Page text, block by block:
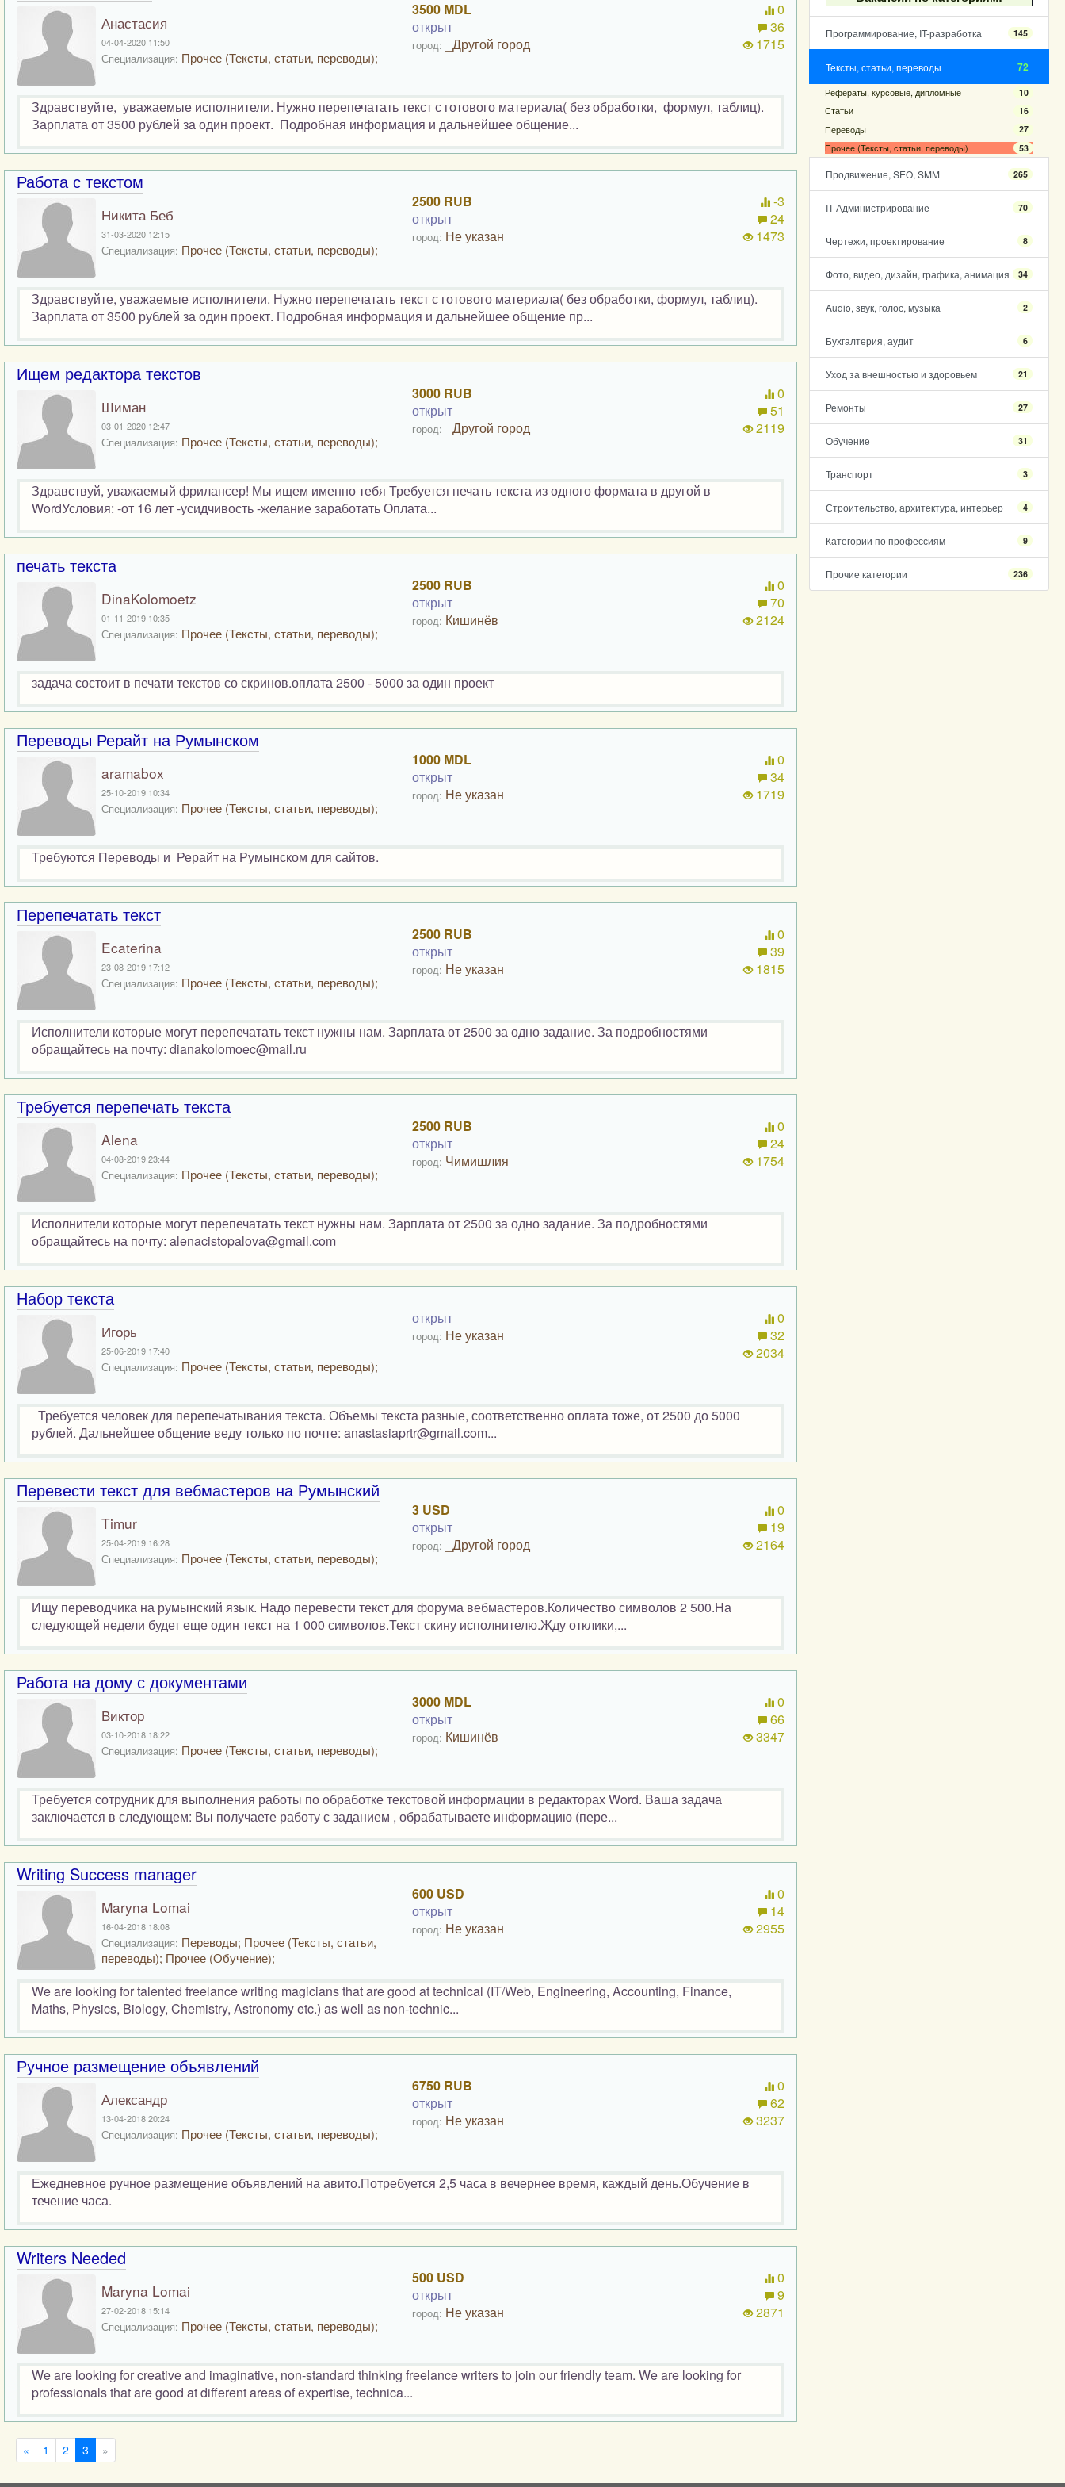
Программирование, IT-разработка 145
Тексты, статьи, переводы 72
Рефераты, курсовые, дипломные 10
Статьи 16
Переводы 27
Прочее (Тексты, статьи, переводы) 53
Продвижение, SEO, SMM 265
IT-Администрирование 70
Чертежи, проектирование 8
Фото, видео, дизайн, графика, анимация 34
Audio, звук, голос, музыка 2
Бухгалтерия, аудит 6
Уход за внешностью и здоровьем 21
Ремонты 27
Обучение 31
Транспорт 3
Строительство, архитектура, интерьер 4
Категории по профессиям 9
Прочие категории 236
Анастасия
04-04-2020 11:50
Специализация: Прочее (Тексты, статьи, переводы);
3500 MDL
открыт
город: _Другой город
0
36
1715
Здравствуйте, уважаемые исполнители. Нужно перепечатать текст с готового материала( без обработки, формул, таблиц).
Зарплата от 3500 рублей за один проект. Подробная информация и дальнейшее общение...
Работа с текстом
Никита Беб
31-03-2020 12:15
Специализация: Прочее (Тексты, статьи, переводы);
2500 RUB
открыт
город: Не указан
-3
24
1473
Здравствуйте, уважаемые исполнители. Нужно перепечатать текст с готового материала( без обработки, формул, таблиц).
Зарплата от 3500 рублей за один проект. Подробная информация и дальнейшее общение пр...
Ищем редактора текстов
Шиман
03-01-2020 12:47
Специализация: Прочее (Тексты, статьи, переводы);
3000 RUB
открыт
город: _Другой город
0
51
2119
Здравствуй, уважаемый фрилансер! Мы ищем именно тебя Требуется печать текста из одного формата в другой в
WordУсловия: -от 16 лет -усидчивость -желание заработать Оплата...
печать текста
DinaKolomoetz
01-11-2019 10:35
Специализация: Прочее (Тексты, статьи, переводы);
2500 RUB
открыт
город: Кишинёв
0
70
2124
задача состоит в печати текстов со скринов.оплата 2500 - 5000 за один проект
Переводы Рерайт на Румынском
aramabox
25-10-2019 10:34
Специализация: Прочее (Тексты, статьи, переводы);
1000 MDL
открыт
город: Не указан
0
34
1719
Требуются Переводы и Рерайт на Румынском для сайтов.
Перепечатать текст
Ecaterina
23-08-2019 17:12
Специализация: Прочее (Тексты, статьи, переводы);
2500 RUB
открыт
город: Не указан
0
39
1815
Исполнители которые могут перепечатать текст нужны нам. Зарплата от 2500 за одно задание. За подробностями
обращайтесь на почту: dianakolomoec@mail.ru
Требуется перепечать текста
Alena
04-08-2019 23:44
Специализация: Прочее (Тексты, статьи, переводы);
2500 RUB
открыт
город: Чимишлия
0
24
1754
Исполнители которые могут перепечатать текст нужны нам. Зарплата от 2500 за одно задание. За подробностями
обращайтесь на почту: alenacistopalova@gmail.com
Набор текста
Игорь
25-06-2019 17:40
Специализация: Прочее (Тексты, статьи, переводы);
открыт
город: Не указан
0
32
2034
Требуется человек для перепечатывания текста. Объемы текста разные, соответственно оплата тоже, от 2500 до 5000
рублей. Дальнейшее общение веду только по почте: anastasiaprtr@gmail.com...
Перевести текст для вебмастеров на Румынский
Timur
25-04-2019 16:28
Специализация: Прочее (Тексты, статьи, переводы);
3 USD
открыт
город: _Другой город
0
19
2164
Ищу переводчика на румынский язык. Надо перевести текст для форума вебмастеров.Количество символов 2 500.На
следующей недели будет еще один текст на 1 000 символов.Текст скину исполнителю.Жду отклики,...
Работа на дому с документами
Виктор
03-10-2018 18:22
Специализация: Прочее (Тексты, статьи, переводы);
3000 MDL
открыт
город: Кишинёв
0
66
3347
Требуется сотрудник для выполнения работы по обработке текстовой информации в редакторах Word. Ваша задача
заключается в следующем: Вы получаете работу с заданием , обрабатываете информацию (пере...
Writing Success manager
Maryna Lomai
16-04-2018 18:08
Специализация: Переводы; Прочее (Тексты, статьи,
переводы); Прочее (Обучение);
600 USD
открыт
город: Не указан
0
14
2955
We are looking for talented freelance writing magicians that are good at technical (IT/Web, Engineering, Accounting, Finance,
Maths, Physics, Biology, Chemistry, Astronomy etc.) as well as non-technic...
Ручное размещение объявлений
Александр
13-04-2018 20:24
Специализация: Прочее (Тексты, статьи, переводы);
6750 RUB
открыт
город: Не указан
0
62
3237
Ежедневное ручное размещение объявлений на авито.Потребуется 2,5 часа в вечернее время, каждый день.Обучение в
течение часа.
Writers Needed
Maryna Lomai
27-02-2018 15:14
Специализация: Прочее (Тексты, статьи, переводы);
500 USD
открыт
город: Не указан
0
9
2871
We are looking for creative and imaginative, non-standard thinking freelance writers to join our friendly team. We are looking for
professionals that are good at different areas of expertise, technica...
« 1 2 3 »